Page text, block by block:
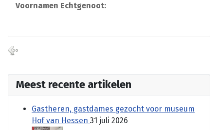
Voornamen Echtgenoot:
Meest recente artikelen
Gastheren, gastdames gezocht voor museum
Hof van Hessen 31 juli 2026